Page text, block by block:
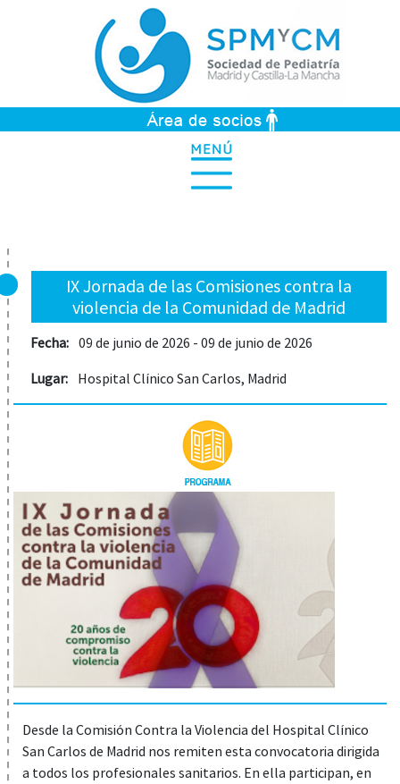
IX Jornada de las Comisiones contra la
violencia de la Comunidad de Madrid
Fecha: 09 de junio de 2026 - 09 de junio de 2026
Lugar: Hospital Clínico San Carlos, Madrid
Desde la Comisión Contra la Violencia del Hospital Clínico
San Carlos de Madrid nos remiten esta convocatoria dirigida
a todos los profesionales sanitarios. En ella participan, en